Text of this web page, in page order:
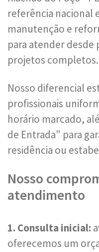
referência nacional
manutenção e
para atender desde
projetos completos.
Nosso diferencial
profissionais
horário marcado,
de Entrada" para
residência ou
Nosso
atendimento
1. Consulta inicial:
oferecemos um